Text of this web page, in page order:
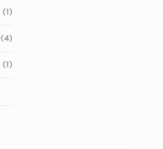
(1)
(4)
(1)